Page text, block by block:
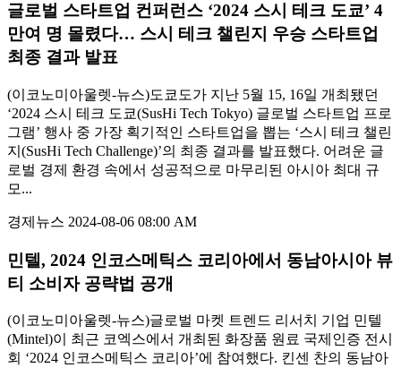
글로벌 스타트업 컨퍼런스 ‘2024 스시 테크 도쿄’ 4
만여 명 몰렸다… 스시 테크 챌린지 우승 스타트업
최종 결과 발표
(이코노미아울렛-뉴스)도쿄도가 지난 5월 15, 16일 개최됐던
‘2024 스시 테크 도쿄(SusHi Tech Tokyo) 글로벌 스타트업 프로
그램’ 행사 중 가장 획기적인 스타트업을 뽑는 ‘스시 테크 챌린
지(SusHi Tech Challenge)’의 최종 결과를 발표했다. 어려운 글
로벌 경제 환경 속에서 성공적으로 마무리된 아시아 최대 규
모...
경제뉴스 2024-08-06 08:00 AM
민텔, 2024 인코스메틱스 코리아에서 동남아시아 뷰
티 소비자 공략법 공개
(이코노미아울렛-뉴스)글로벌 마켓 트렌드 리서치 기업 민텔
(Mintel)이 최근 코엑스에서 개최된 화장품 원료 국제인증 전시
회 ‘2024 인코스메틱스 코리아’에 참여했다. 킨센 찬의 동남아